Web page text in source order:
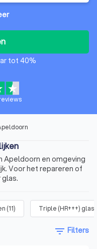
tot 40%
Apeldoorn en omgeving
Voor het repareren of
(11) Triple (HR+++) glas
filter_list Filters